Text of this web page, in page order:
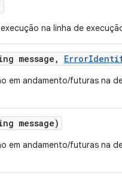
na linha de
message , Error
em andamento/futuras na
message)
em andamento/futuras na